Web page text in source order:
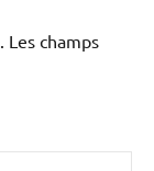
Les champs